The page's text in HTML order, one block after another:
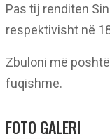
Pas tij renditen
respektivisht në
Zbuloni më
fuqishme.
FOTO GALERI